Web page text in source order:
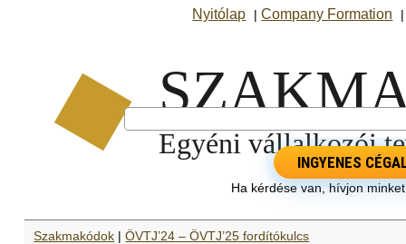
Nyitólap |Company Formation
INGYENES
Ha kérdése van, hívjon
Szakmakódok |ÖVTJ’24 – ÖVTJ’25 fordítókulcs